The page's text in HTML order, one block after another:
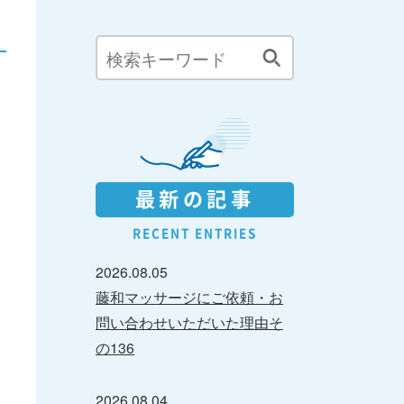
最新の記事
RECENT ENTRIES
2026.08.05
藤和マッサージにご依頼・お
問い合わせいただいた理由そ
の136
2026.08.04